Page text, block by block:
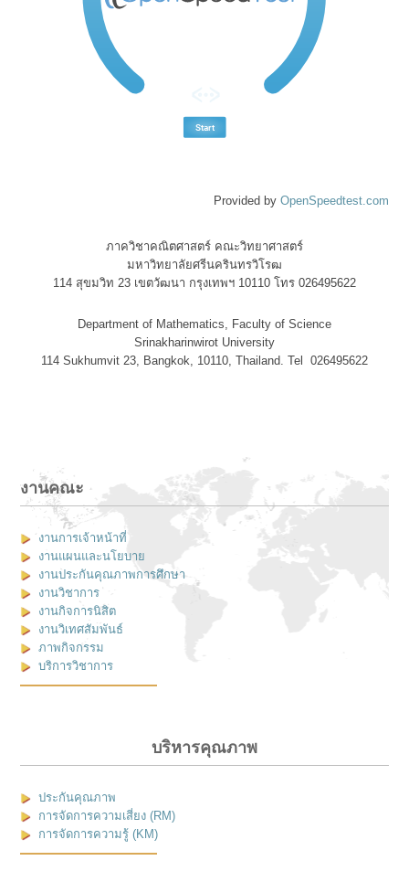
Provided by OpenSpeedtest.com
ภาควิชาคณิตศาสตร์ คณะวิทยาศาสตร์
มหาวิทยาลัยศรีนครินทรวิโรฒ
114 สุขมวิท 23 เขตวัฒนา กรุงเทพฯ 10110 โทร 026495622
Department of Mathematics, Faculty of Science
Srinakharinwirot University
114 Sukhumvit 23, Bangkok, 10110, Thailand. Tel 026495622
งานคณะ
งานการเจ้าหน้าที่
งานแผนและนโยบาย
งานประกันคุณภาพการศึกษา
งานวิชาการ
งานกิจการนิสิต
งานวิเทศสัมพันธ์
ภาพกิจกรรม
บริการวิชาการ
บริหารคุณภาพ
ประกันคุณภาพ
การจัดการความเสี่ยง (RM)
การจัดการความรู้ (KM)